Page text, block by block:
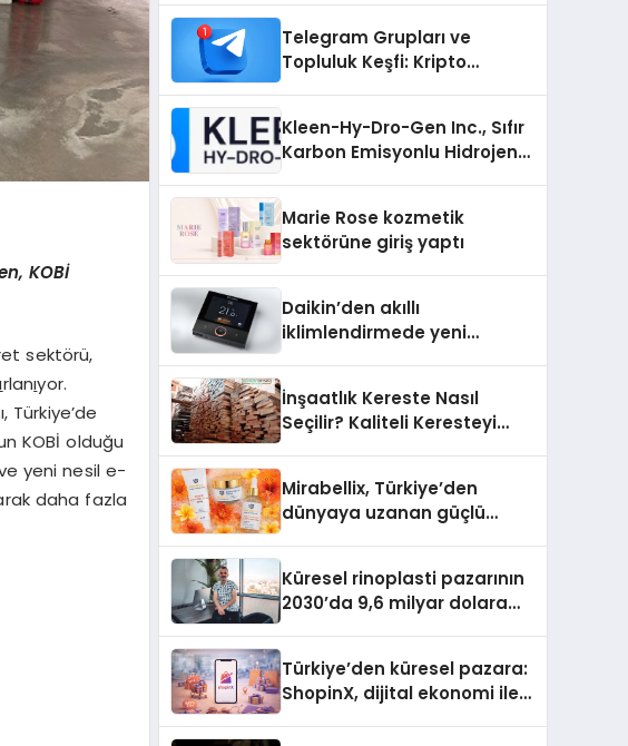
KOBİ
sektörü,
ırlanıyor.
KOBİ olduğu
yeni nesil e-
daha fazla
Telegram Grupları ve
Topluluk Keşfi: Kripto
Kleen-Hy-Dro-Gen Inc., Sıfır
Karbon Emisyonlu Hidrojen
Aldı
Marie Rose kozmetik
sektörüne giriş yaptı
Daikin’den akıllı
iklimlendirmede yeni
İnşaatlık Kereste Nasıl
Seçilir? Kaliteli Keresteyi
Mirabellix, Türkiye’den
dünyaya uzanan güçlü
Küresel rinoplasti pazarının
2030’da 9,6 milyar dolara
Türkiye’den küresel pazara:
ShopinX, dijital ekonomi ile